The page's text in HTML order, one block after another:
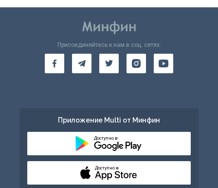
Присоединяйтесь к нам в соц. сетях:
Приложение Multi от Минфин
Доступно в
Доступно в